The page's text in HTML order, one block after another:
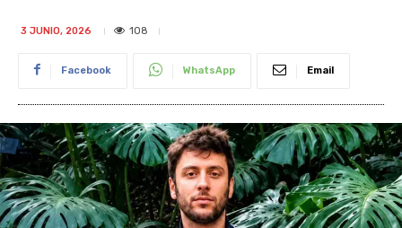
3 JUNIO, 2026 108
Facebook WhatsApp Email